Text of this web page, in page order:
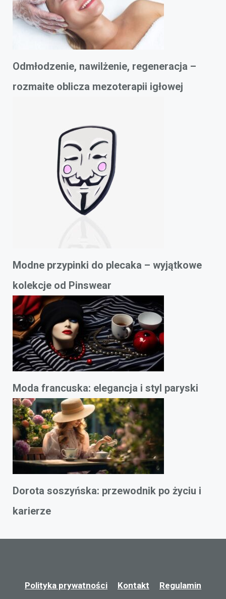
Odmłodzenie, nawilżenie, regeneracja –
rozmaite oblicza mezoterapii igłowej
Modne przypinki do plecaka – wyjątkowe
kolekcje od Pinswear
Moda francuska: elegancja i styl paryski
Dorota soszyńska: przewodnik po życiu i
karierze
Polityka prywatności Kontakt Regulamin